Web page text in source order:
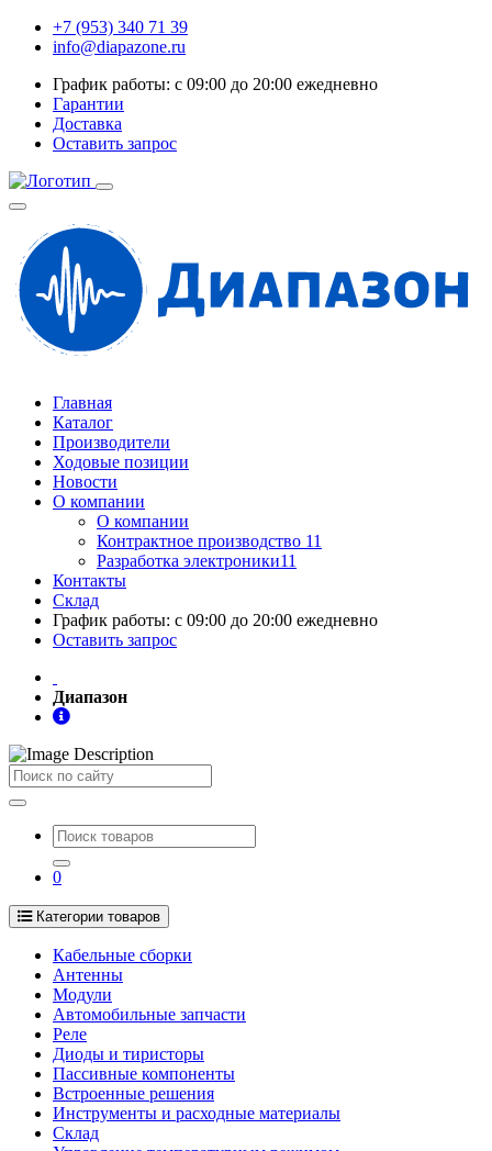
+7 (953) 340 71 39
info@diapazone.ru
График работы: с 09:00 до 20:00 ежедневно
Гарантии
Доставка
Оставить запрос
Главная
Каталог
Производители
Ходовые позиции
Новости
О компании
О компании
Контрактное производство 11
Разработка электроники11
Контакты
Склад
График работы: с 09:00 до 20:00 ежедневно
Оставить запрос
Диапазон
Поиск
0
Категории товаров
Кабельные сборки
Антенны
Модули
Автомобильные запчасти
Реле
Диоды и тиристоры
Пассивные компоненты
Встроенные решения
Инструменты и расходные материалы
Склад